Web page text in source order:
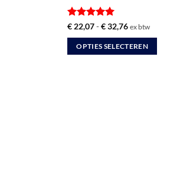
Gewaardeerd
€22,07 - €32,76Prijsklasse:
tot
€ 32,76
ex btw
OPTIES SELECTEREN